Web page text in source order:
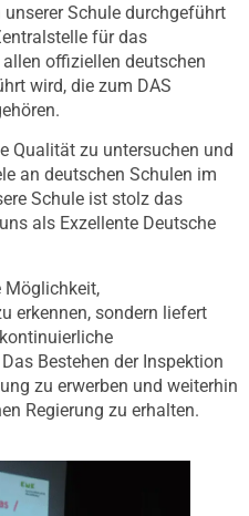
Schule durchgeführt
für das
offiziellen deutschen
wird, die zum DAS
Qualität zu untersuchen und
an deutschen Schulen im
Schule ist stolz das
als Exzellente Deutsche
Möglichkeit,
erkennen, sondern liefert
Bestehen der Inspektion
zu erwerben und weiterhin
Regierung zu erhalten.